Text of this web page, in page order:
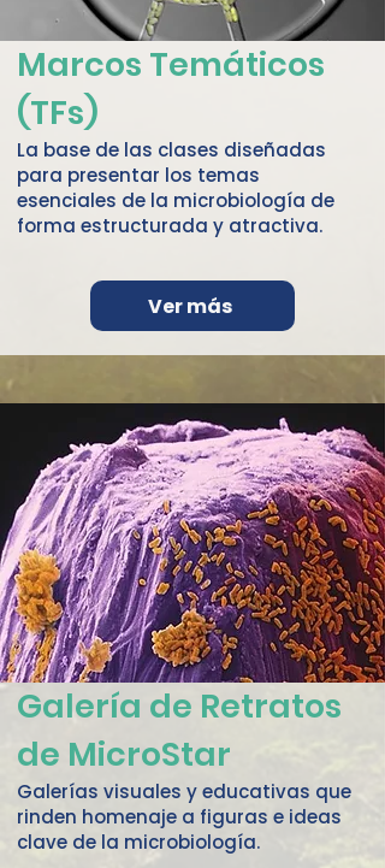
Marcos Temáticos
(TFs)
La base de las clases diseñadas
para presentar los temas
esenciales de la microbiología de
forma estructurada y atractiva.
Ver más
Galería de Retratos
de MicroStar
Galerías visuales y educativas que
rinden homenaje a figuras e ideas
clave de la microbiología.